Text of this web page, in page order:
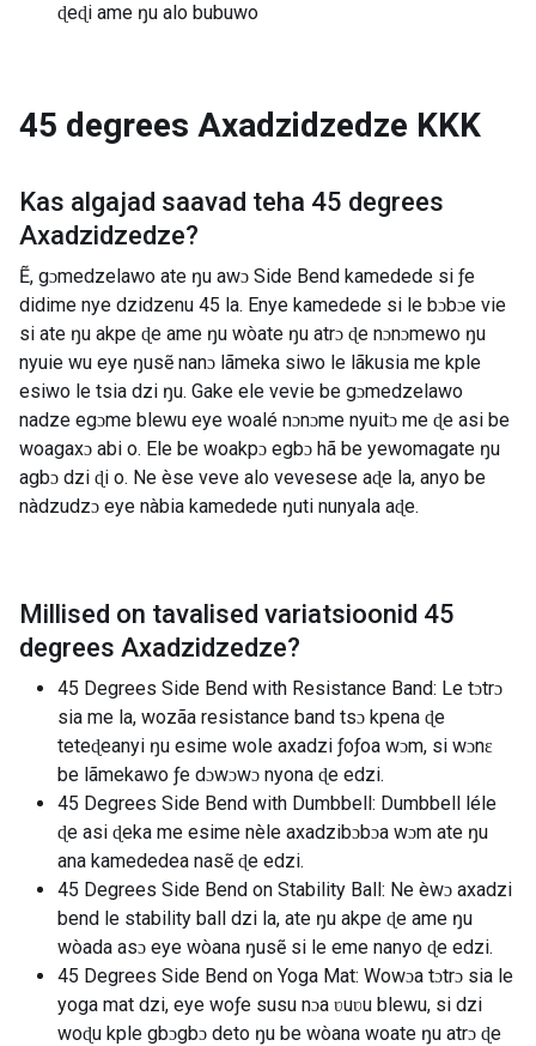
ɖeɖi ame ŋu alo bubuwo
45 degrees Axadzidzedze KKK
Kas algajad saavad teha 45 degrees
Axadzidzedze?
Ẽ, gɔmedzelawo ate ŋu awɔ Side Bend kamedede si ƒe
didime nye dzidzenu 45 la. Enye kamedede si le bɔbɔe vie
si ate ŋu akpe ɖe ame ŋu wòate ŋu atrɔ ɖe nɔnɔmewo ŋu
nyuie wu eye ŋusẽ nanɔ lãmeka siwo le lãkusia me kple
esiwo le tsia dzi ŋu. Gake ele vevie be gɔmedzelawo
nadze egɔme blewu eye woalé nɔnɔme nyuitɔ me ɖe asi be
woagaxɔ abi o. Ele be woakpɔ egbɔ hã be yewomagate ŋu
agbɔ dzi ɖi o. Ne èse veve alo vevesese aɖe la, anyo be
nàdzudzɔ eye nàbia kamedede ŋuti nunyala aɖe.
Millised on tavalised variatsioonid 45
degrees Axadzidzedze?
45 Degrees Side Bend with Resistance Band: Le tɔtrɔ
sia me la, wozãa resistance band tsɔ kpena ɖe
teteɖeanyi ŋu esime wole axadzi ƒoƒoa wɔm, si wɔnɛ
be lãmekawo ƒe dɔwɔwɔ nyona ɖe edzi.
45 Degrees Side Bend with Dumbbell: Dumbbell léle
ɖe asi ɖeka me esime nèle axadzibɔbɔa wɔm ate ŋu
ana kamededea nasẽ ɖe edzi.
45 Degrees Side Bend on Stability Ball: Ne èwɔ axadzi
bend le stability ball dzi la, ate ŋu akpe ɖe ame ŋu
wòada asɔ eye wòana ŋusẽ si le eme nanyo ɖe edzi.
45 Degrees Side Bend on Yoga Mat: Wowɔa tɔtrɔ sia le
yoga mat dzi, eye woƒe susu nɔa ʋuʋu blewu, si dzi
woɖu kple gbɔgbɔ deto ŋu be wòana woate ŋu atrɔ ɖe